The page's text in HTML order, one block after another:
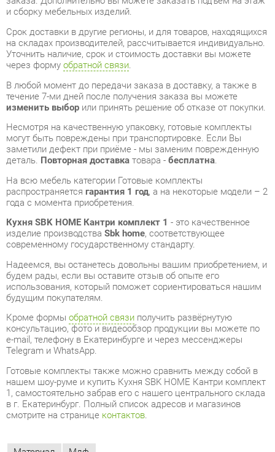
Уточнить наличие, срок и стоимость доставки вы можете
через форму обратной связи
В любой момент до передачи заказа в доставку, а также в
течение 7-ми дней после получения заказа вы можете
изменить выборили принять решение об отказе от покупки.
Несмотря на качественную упаковку, готовые комплекты
могут быть повреждены при транспортировке. Если Вы
заметили дефект при приёме - мы заменим поврежденную
деталь.Повторная доставка товара -бесплатна.
На всю мебель категории Готовые комплекты
распространяетсягарантия 1 год, а на некоторые модели – 2
года с момента приобретения.
изделие производстваSbk home, соответствующее
современному государственному стандарту.
Надеемся, вы останетесь довольны вашим приобретением, и
будем рады, если вы оставите отзыв об опыте его
использования, который поможет сориентироваться нашим
будущим покупателям.
Кроме формы обратной связиполучить развёрнутую
консультацию, фото и видеообзор продукции вы можете по
e-mail, телефону в Екатеринбурге и через мессенджеры
Telegram и WhatsApp.
Готовые комплекты также можно сравнить между собой в
нашем шоу-руме и купить Кухня SBK HOME Кантри комплект
1, самостоятельно забрав его с нашего центрального склада
в г. Екатеринбург. Полный список адресов и магазинов
смотрите на странице
Материал Мдф
Пока нет отзывов, поделитесь первым своим мнением.